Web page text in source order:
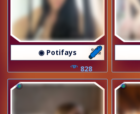
◉ Potifays
828